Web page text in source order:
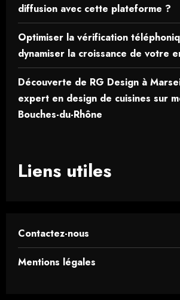
diffusion avec cette plateforme ?
Optimiser la vérification
dynamiser la croissance de votre
Découverte de RG Design à
expert en design de cuisines sur
Bouches-du-Rhône
Liens utiles
Contactez-nous
Mentions légales